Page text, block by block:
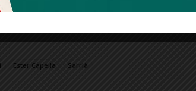
Ernest Maragall sigui
Ester Capella Sarrià